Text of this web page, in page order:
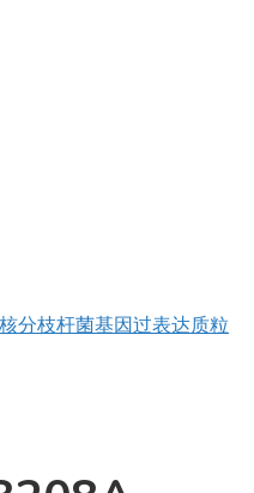
分枝杆菌基因过表达质粒